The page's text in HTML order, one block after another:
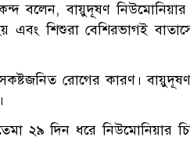
বলেন, বায়ুদূষণ
এবং শিশুরা বেশিরভাগই
রোগের কারণ।
২৯ দিন ধরে নিউমোনিয়ার